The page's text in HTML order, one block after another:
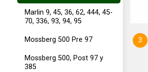
Marlin 9, 45, 36, 62, 444, 45-
70, 336, 93, 94, 95
Mossberg 500 Pre 97
Mossberg 500, Post 97 y
385
3